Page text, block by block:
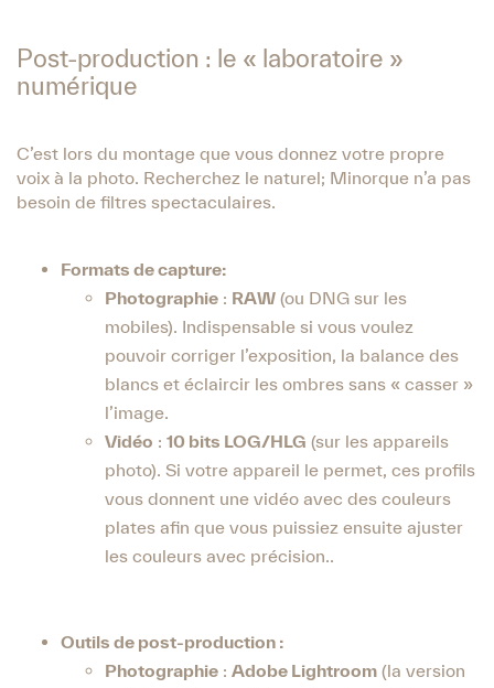
Post-production : le « laboratoire »
numérique
C’est lors du montage que vous donnez votre propre
voix à la photo. Recherchez le naturel; Minorque n’a pas
besoin de filtres spectaculaires.
Formats de capture:
Photographie : RAW (ou DNG sur les
mobiles). Indispensable si vous voulez
pouvoir corriger l’exposition, la balance des
blancs et éclaircir les ombres sans « casser »
l’image.
Vidéo : 10 bits LOG/HLG (sur les appareils
photo). Si votre appareil le permet, ces profils
vous donnent une vidéo avec des couleurs
plates afin que vous puissiez ensuite ajuster
les couleurs avec précision..
Outils de post-production :
Photographie : Adobe Lightroom (la version